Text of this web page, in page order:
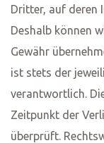
Dritter, auf deren
Deshalb können
Gewähr
ist stets der
verantwortlich.
Zeitpunkt der
überprüft.